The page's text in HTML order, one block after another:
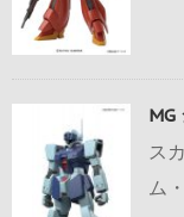
MG
ス
ム